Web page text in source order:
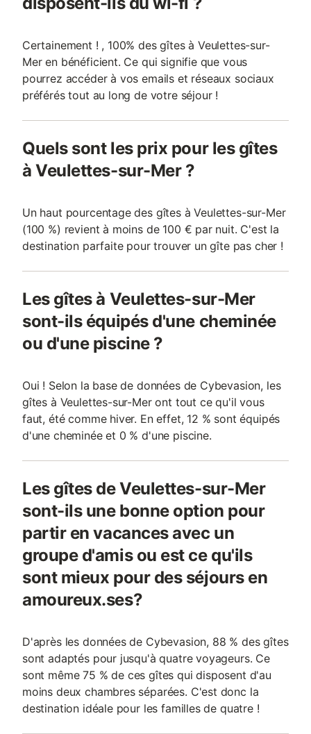
Certainement ! , 100% des gîtes à Veulettes-sur-
Mer en bénéficient. Ce qui signifie que vous
pourrez accéder à vos emails et réseaux sociaux
préférés tout au long de votre séjour !
Quels sont les prix pour les gîtes
à Veulettes-sur-Mer ?
Un haut pourcentage des gîtes à Veulettes-sur-Mer
(100 %) revient à moins de 100 € par nuit. C'est la
destination parfaite pour trouver un gîte pas cher !
Les gîtes à Veulettes-sur-Mer
sont-ils équipés d'une cheminée
ou d'une piscine ?
Oui ! Selon la base de données de Cybevasion, les
gîtes à Veulettes-sur-Mer ont tout ce qu'il vous
faut, été comme hiver. En effet, 12 % sont équipés
d'une cheminée et 0 % d'une piscine.
Les gîtes de Veulettes-sur-Mer
sont-ils une bonne option pour
partir en vacances avec un
groupe d'amis ou est ce qu'ils
sont mieux pour des séjours en
amoureux.ses?
D'après les données de Cybevasion, 88 % des gîtes
sont adaptés pour jusqu'à quatre voyageurs. Ce
sont même 75 % de ces gîtes qui disposent d'au
moins deux chambres séparées. C'est donc la
destination idéale pour les familles de quatre !